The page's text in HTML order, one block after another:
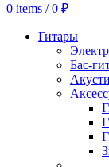
0 items / 0 ₽
Гитары
Бас-